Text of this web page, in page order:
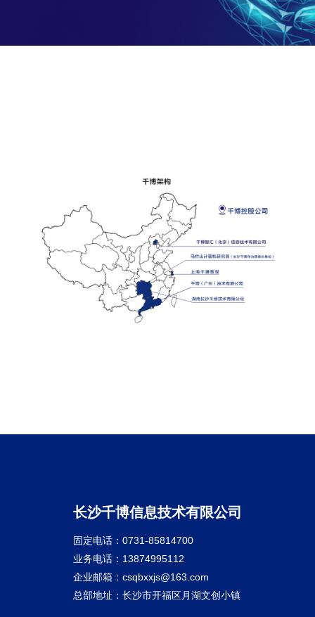
长沙千博信息技术有限公司
固定电话：0731-85814700
业务电话：13874995112
企业邮箱：csqbxxjs@163.com
总部地址：长沙市开福区月湖文创小镇